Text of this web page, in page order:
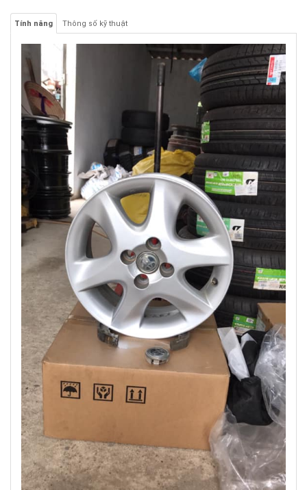
Tính năng Thông số kỹ thuật